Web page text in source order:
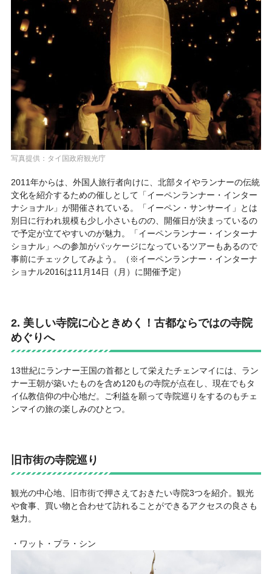
写真提供：タイ国政府観光庁
2011年からは、外国人旅行者向けに、北部タイやランナーの伝統
文化を紹介するための催しとして「イーペンランナー・インター
ナショナル」が開催されている。「イーペン・サンサーイ」とは
別日に行われ規模も少し小さいものの、開催日が決まっているの
で予定が立てやすいのが魅力。「イーペンランナー・インターナ
ショナル」への参加がパッケージになっているツアーもあるので
事前にチェックしてみよう。（※イーペンランナー・インターナ
ショナル2016は11月14日（月）に開催予定）
2. 美しい寺院に心ときめく！古都ならではの寺院
めぐりへ
13世紀にランナー王国の首都として栄えたチェンマイには、ラン
ナー王朝が築いたものを含め120もの寺院が点在し、現在でもタ
イ仏教信仰の中心地だ。ご利益を願って寺院巡りをするのもチェ
ンマイの旅の楽しみのひとつ。
旧市街の寺院巡り
観光の中心地、旧市街で押さえておきたい寺院3つを紹介。観光
や食事、買い物と合わせて訪れることができるアクセスの良さも
魅力。
・ワット・プラ・シン